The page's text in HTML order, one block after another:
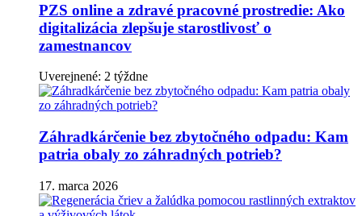
PZS online a zdravé pracovné prostredie: Ako
digitalizácia zlepšuje starostlivosť o
zamestnancov
Uverejnené: 2 týždne
Záhradkárčenie bez zbytočného odpadu: Kam
patria obaly zo záhradných potrieb?
17. marca 2026